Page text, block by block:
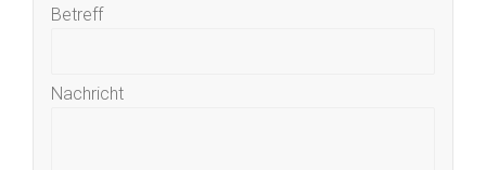
Betreff
Nachricht